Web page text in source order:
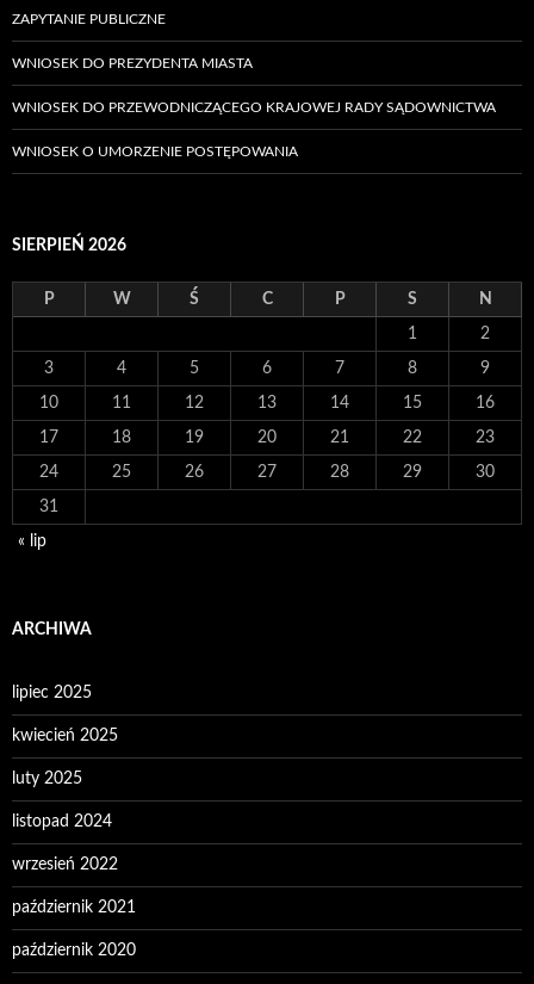
ZAPYTANIE PUBLICZNE
WNIOSEK DO PREZYDENTA MIASTA
WNIOSEK DO PRZEWODNICZĄCEGO KRAJOWEJ RADY SĄDOWNICTWA
WNIOSEK O UMORZENIE POSTĘPOWANIA
SIERPIEŃ 2026
P W Ś C P S N
1 2
3 4 5 6 7 8 9
10 11 12 13 14 15 16
17 18 19 20 21 22 23
24 25 26 27 28 29 30
31
« lip
ARCHIWA
lipiec 2025
kwiecień 2025
luty 2025
listopad 2024
wrzesień 2022
październik 2021
październik 2020